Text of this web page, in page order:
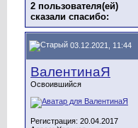
2 пользователя(ей)
сказали cпасибо:
03.12.2021, 11:44
ВалентинаЯ
Освоившийся
Регистрация: 20.04.2017